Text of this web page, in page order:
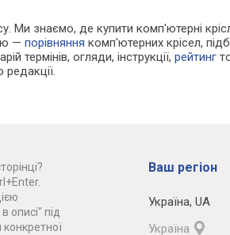
Ми знаємо, де купити комп'ютерні
—порівняння комп'ютерних крісел,
термінів, огляди, інструкції,рейтинг
описі" під
Ваш регіон
Україна, UA
Україна